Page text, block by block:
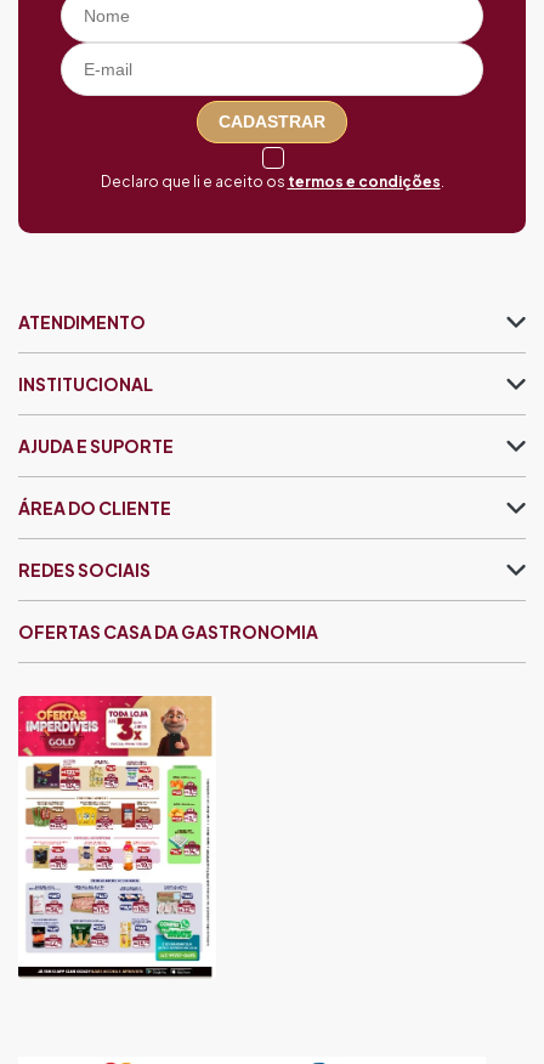
CADASTRAR
Declaro que li e aceito os termos e condições
ATENDIMENTO
INSTITUCIONAL
AJUDA E SUPORTE
ÁREA DO CLIENTE
OFERTAS CASA DA GASTRONOMIA
REDES SOCIAIS